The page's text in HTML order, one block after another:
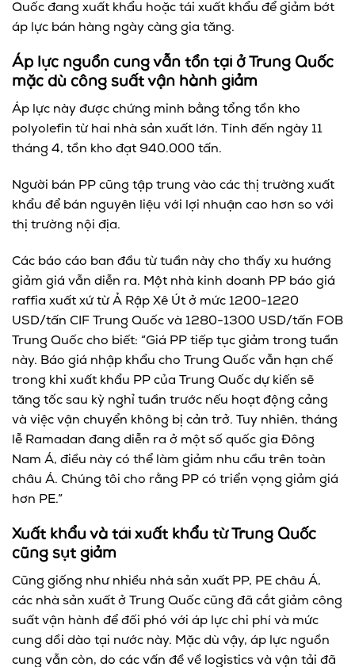
Quốc đang xuất khẩu hoặc tái xuất khẩu để giảm bớt
áp lực bán hàng ngày càng gia tăng.
Áp lực nguồn cung vẫn tồn tại ở Trung Quốc
mặc dù công suất vận hành giảm
Áp lực này được chứng minh bằng tổng tồn kho
polyolefin từ hai nhà sản xuất lớn. Tính đến ngày 11
tháng 4, tồn kho đạt 940.000 tấn.
Người bán PP cũng tập trung vào các thị trường xuất
khẩu để bán nguyên liệu với lợi nhuận cao hơn so với
thị trường nội địa.
Các báo cáo ban đầu từ tuần này cho thấy xu hướng
giảm giá vẫn diễn ra. Một nhà kinh doanh PP báo giá
raffia xuất xứ từ Ả Rập Xê Út ở mức 1200-1220
USD/tấn CIF Trung Quốc và 1280-1300 USD/tấn FOB
Trung Quốc cho biết: “Giá PP tiếp tục giảm trong tuần
này. Báo giá nhập khẩu cho Trung Quốc vẫn hạn chế
trong khi xuất khẩu PP của Trung Quốc dự kiến sẽ
tăng tốc sau kỳ nghỉ tuần trước nếu hoạt động cảng
và việc vận chuyển không bị cản trở. Tuy nhiên, tháng
lễ Ramadan đang diễn ra ở một số quốc gia Đông
Nam Á, điều này có thể làm giảm nhu cầu trên toàn
châu Á. Chúng tôi cho rằng PP có triển vọng giảm giá
hơn PE.”
Xuất khẩu và tái xuất khẩu từ Trung Quốc
cũng sụt giảm
Cũng giống như nhiều nhà sản xuất PP, PE châu Á,
các nhà sản xuất ở Trung Quốc cũng đã cắt giảm công
suất vận hành để đối phó với áp lực chi phí và mức
cung dồi dào tại nước này. Mặc dù vậy, áp lực nguồn
cung vẫn còn, do các vấn đề về logistics và vận tải đã